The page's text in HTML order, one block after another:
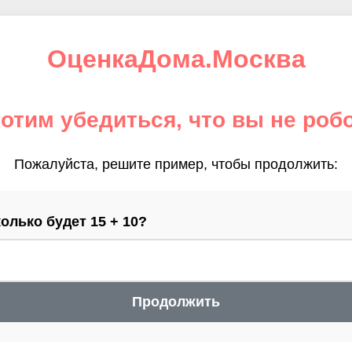
ОценкаДома.Москва
убедиться, что вы не
Пожалуйста, решите пример, чтобы продолжить:
будет 15 + 10?
Продолжить